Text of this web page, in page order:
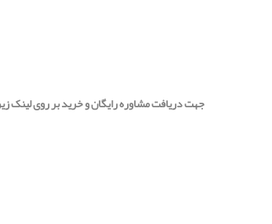
جهت دریافت مشاوره رایگان و خرید بر روی لینک